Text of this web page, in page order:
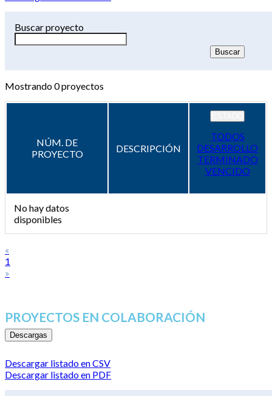
Buscar proyecto
Mostrando0proyectos
NÚM. DE
PROYECTO
DESCRIPCIÓN
TODOS
DESARROLLO
TERMINADO
VENCIDO
No hay datos
disponibles
«
1
»
PROYECTOS EN COLABORACIÓN
Descargas
Descargar listado en CSV
Descargar listado en PDF